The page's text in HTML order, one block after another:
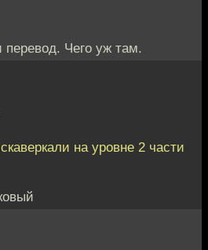
Чего уж там.
на уровне 2 части